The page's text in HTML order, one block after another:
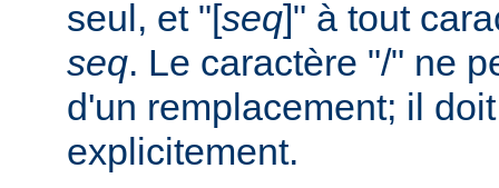
seul, et "[seq]" à tout
seq. Le caractère "/" ne
d'un remplacement; il
explicitement.